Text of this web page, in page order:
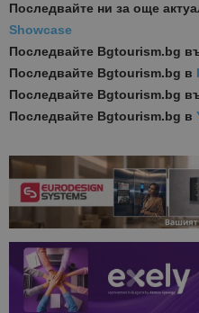
Последвайте ни за още
Showcase
Последвайте Bgtourism.bg
Последвайте Bgtourism.bg в
Последвайте Bgtourism.bg
Последвайте Bgtourism.bg в